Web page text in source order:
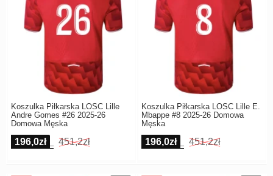
Koszulka Piłkarska LOSC Lille
Andre Gomes #26 2025-26
Domowa Męska
196,0zł 451,2zł
Koszulka Piłkarska LOSC Lille E.
Mbappe #8 2025-26 Domowa
Męska
196,0zł 451,2zł